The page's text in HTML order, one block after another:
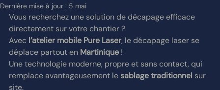
Dernière mise à jour : 5 mai
Vous recherchez une solution de décapage efficace
directement sur votre chantier ?
Avec l’atelier mobile Pure Laser, le décapage laser se
déplace partout en Martinique !
Une technologie moderne, propre et sans contact, qui
remplace avantageusement le sablage traditionnel sur
site.